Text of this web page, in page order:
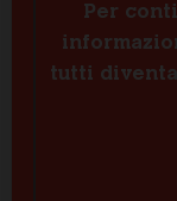
Per
tutti